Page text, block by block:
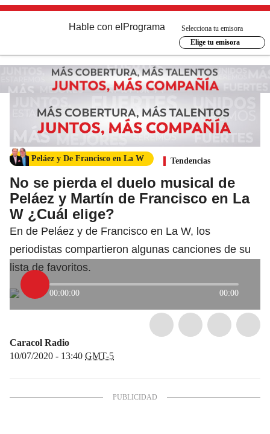
Hable con el Programa
Selecciona tu emisora
Elige tu emisora
Peláez y De Francisco en La W Tendencias
No se pierda el duelo musical de
Peláez y Martín de Francisco en La
W ¿Cuál elige?
En de Peláez y de Francisco en La W, los
periodistas compartieron algunas canciones de su
lista de favoritos.
00:00:00 00:00
Caracol Radio
10/07/2020 - 13:40 GMT-5